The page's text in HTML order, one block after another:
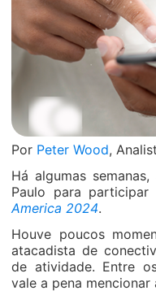
Por Peter Wood,
Há algumas semanas,
Paulo para participar
America 2024.
Houve poucos
atacadista de
de atividade. Entre
vale a pena mencionar